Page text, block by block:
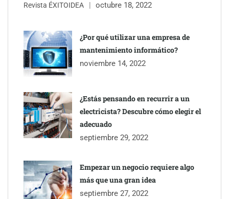
Revista ÉXITOIDEA octubre 18, 2022
¿Por qué utilizar una empresa de
mantenimiento informático?
noviembre 14, 2022
¿Estás pensando en recurrir a un
electricista? Descubre cómo elegir el
adecuado
septiembre 29, 2022
Empezar un negocio requiere algo
más que una gran idea
septiembre 27, 2022